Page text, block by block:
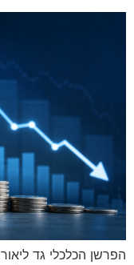
הפרשן הכלכלי גד